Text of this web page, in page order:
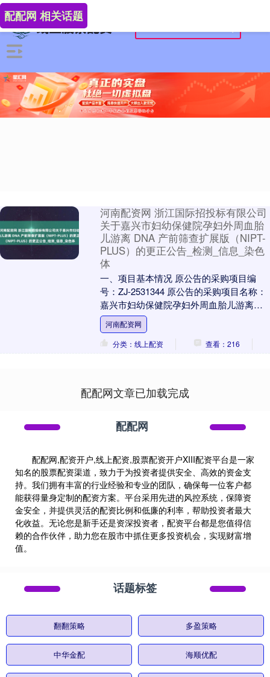
配配网 相关话题
河南配资网 浙江国际招投标有限公司
关于嘉兴市妇幼保健院孕妇外周血胎
儿游离 DNA 产前筛查扩展版（NIPT-
PLUS）的更正公告_检测_信息_染色
体
一、项目基本情况 原公告的采购项目编
号：ZJ-2531344 原公告的采购项目名称：
嘉兴市妇幼保健院孕妇外周血胎儿游离
DNA 产前筛查扩展版（NIPT-PLU....
河南配资网
分类：线上配资
查看：216
配配网文章已加载完成
配配网
配配网,配资开户,线上配资,股票配资开户XIII‌配资平台是一家
知名的股票配资渠道，致力于为投资者提供安全、高效的资金支
持。我们拥有丰富的行业经验和专业的团队，确保每一位客户都
能获得量身定制的配资方案。平台采用先进的风控系统，保障资
金安全，并提供灵活的配资比例和低廉的利率，帮助投资者最大
化收益。无论您是新手还是资深投资者，配资平台都是您值得信
赖的合作伙伴，助力您在股市中抓住更多投资机会，实现财富增
值。
话题标签
翻翻策略 多盈策略
中华金配 海顺优配